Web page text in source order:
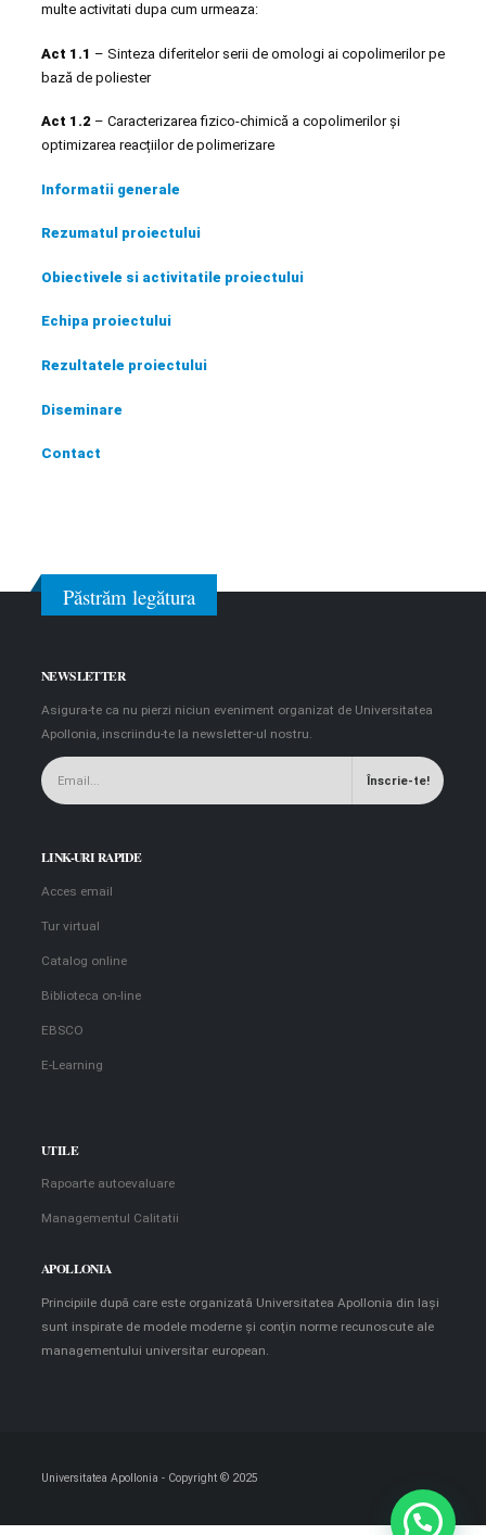
multe activitati dupa cum urmeaza:
Act 1.1 – Sinteza diferitelor serii de omologi ai copolimerilor pe
bază de poliester
Act 1.2 – Caracterizarea fizico-chimică a copolimerilor și
optimizarea reacțiilor de polimerizare
Informatii generale
Rezumatul proiectului
Obiectivele si activitatile proiectului
Echipa proiectului
Rezultatele proiectului
Diseminare
Contact
Păstrăm legătura
NEWSLETTER
Asigura-te ca nu pierzi niciun eveniment organizat de Universitatea
Apollonia, inscriindu-te la newsletter-ul nostru.
LINK-URI RAPIDE
Acces email
Tur virtual
Catalog online
Biblioteca on-line
EBSCO
E-Learning
UTILE
Rapoarte autoevaluare
Managementul Calitatii
APOLLONIA
Principiile după care este organizată Universitatea Apollonia din Iaşi
sunt inspirate de modele moderne şi conţin norme recunoscute ale
managementului universitar european.
Universitatea Apollonia - Copyright © 2025